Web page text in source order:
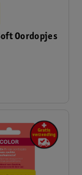
Oordopjes